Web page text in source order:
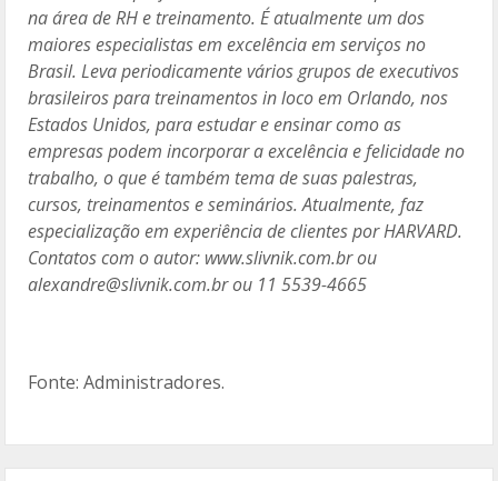
na área de RH e treinamento. É atualmente um dos
maiores especialistas em excelência em serviços no
Brasil. Leva periodicamente vários grupos de executivos
brasileiros para treinamentos in loco em Orlando, nos
Estados Unidos, para estudar e ensinar como as
empresas podem incorporar a excelência e felicidade no
trabalho, o que é também tema de suas palestras,
cursos, treinamentos e seminários. Atualmente, faz
especialização em experiência de clientes por HARVARD.
Contatos com o autor: www.slivnik.com.br ou
alexandre@slivnik.com.br ou 11 5539-4665
Fonte: Administradores.